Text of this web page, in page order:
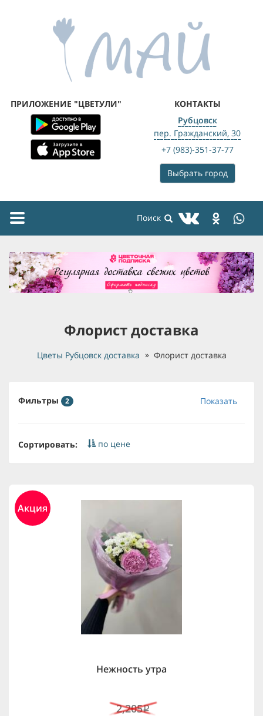
ПРИЛОЖЕНИЕ "ЦВЕТУЛИ"
КОНТАКТЫ
Рубцовск
пер. Гражданский, 30
+7 (983)-351-37-77
Выбрать город
Toggle
Флорист доставка
Цветы Рубцовск доставка Флорист доставка
Фильтры 2 Показать
Сортировать: по цене
Акция
Нежность утра
2,205i